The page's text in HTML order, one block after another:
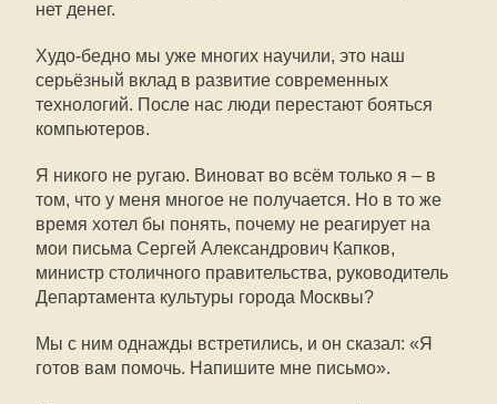
нет денег.
Худо-бедно мы уже многих научили, это наш
серьёзный вклад в развитие современных
технологий. После нас люди перестают бояться
компьютеров.
Я никого не ругаю. Виноват во всём только я – в
том, что у меня многое не получается. Но в то же
время хотел бы понять, почему не реагирует на
мои письма Сергей Александрович Капков,
министр столичного правительства, руководитель
Департамента культуры города Москвы?
Мы с ним однажды встретились, и он сказал: «Я
готов вам помочь. Напишите мне письмо».